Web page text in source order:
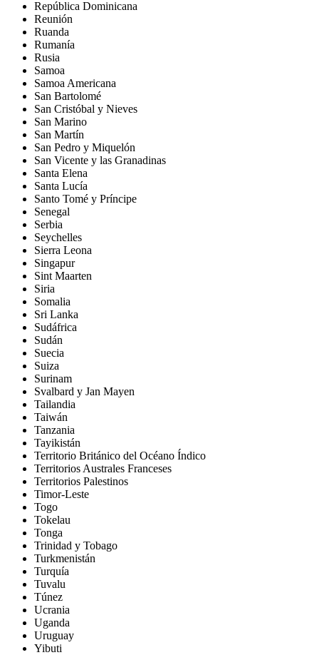
República Dominicana
Reunión
Ruanda
Rumanía
Rusia
Samoa
Samoa Americana
San Bartolomé
San Cristóbal y Nieves
San Marino
San Martín
San Pedro y Miquelón
San Vicente y las Granadinas
Santa Elena
Santa Lucía
Santo Tomé y Príncipe
Senegal
Serbia
Seychelles
Sierra Leona
Singapur
Sint Maarten
Siria
Somalia
Sri Lanka
Sudáfrica
Sudán
Suecia
Suiza
Surinam
Svalbard y Jan Mayen
Tailandia
Taiwán
Tanzania
Tayikistán
Territorio Británico del Océano Índico
Territorios Australes Franceses
Territorios Palestinos
Timor-Leste
Togo
Tokelau
Tonga
Trinidad y Tobago
Turkmenistán
Turquía
Tuvalu
Túnez
Ucrania
Uganda
Uruguay
Yibuti